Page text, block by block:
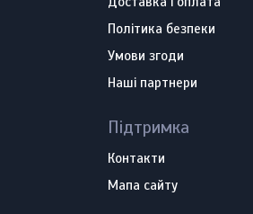
Політика безпеки
Умови згоди
Наші партнери
Підтримка
Контакти
Мапа сайту